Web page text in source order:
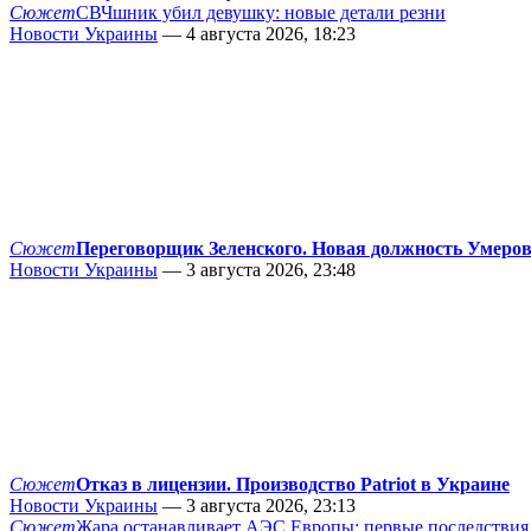
СюжетСВЧшник убил девушку: новые детали резни
Новости Украины — 4 августа 2026, 18:23
СюжетПереговорщик Зеленского. Новая должность
Новости Украины — 3 августа 2026, 23:48
СюжетОтказ в лицензии. Производство Patriot в Украине
Новости Украины — 3 августа 2026, 23:13